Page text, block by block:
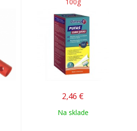
2,46 €
Na sklade